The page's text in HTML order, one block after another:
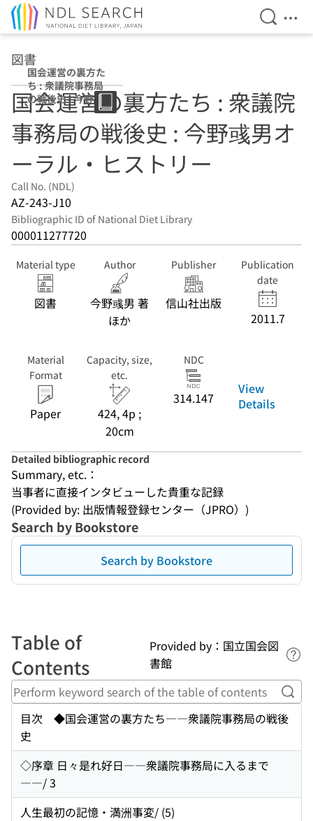
Open
図書
国会運営の裏方た
ち : 衆議院事務局
の戦後史 : 今野彧
男オーラル・ヒス
トリー
国会運営の裏方たち : 衆議院
事務局の戦後史 : 今野彧男オ
ーラル・ヒストリー
Call No. (NDL)
AZ-243-J10
Bibliographic ID of National Diet Library
000011277720
Material type
図書
Author
今野彧男 著
ほか
Publisher
信山社出版
Publication
date
2011.7
Material
Format
Paper
Capacity, size,
etc.
424, 4p ;
20cm
NDC
314.147
View
Details
Detailed bibliographic record
Summary, etc.：
当事者に直接インタビューした貴重な記録
(Provided by: 出版情報登録センター（JPRO）)
Search by Bookstore
Search by Bookstore
Table of
Contents
Provided by：国立国会図
書館
目次 ◆国会運営の裏方たち――衆議院事務局の戦後
史
◇序章 日々是れ好日――衆議院事務局に入るまで
――/ 3
人生最初の記憶・満洲事変/ (5)